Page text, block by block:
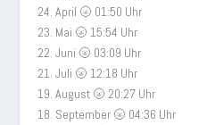
24. April 🌝 01:50 Uhr
23. Mai 🌝 15:54 Uhr
22. Juni 🌝 03:09 Uhr
21. Juli 🌝 12:18 Uhr
19. August 🌝 20:27 Uhr
18. September 🌝 04:36 Uhr